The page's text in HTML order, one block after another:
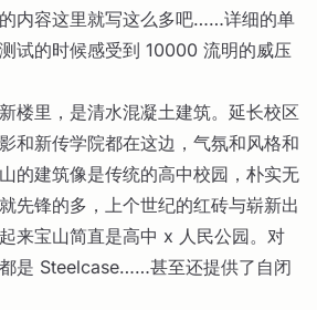
内容这里就写这么多吧……详细的单
试的时候感受到 10000 流明的威压
楼里，是清水混凝土建筑。延长校区
和新传学院都在这边，气氛和风格和
的建筑像是传统的高中校园，朴实无
先锋的多，上个世纪的红砖与崭新出
来宝山简直是高中 x 人民公园。对
是 Steelcase……甚至还提供了自闭